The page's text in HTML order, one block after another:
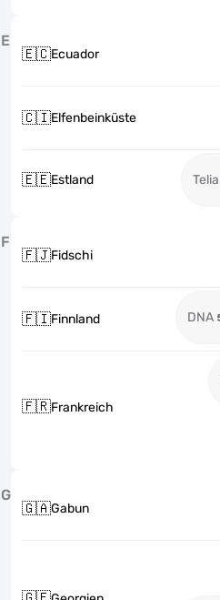
E
🇪🇨Ecuador
🇨🇮Elfenbeinküste
🇪🇪Estland Telia
F
🇫🇯Fidschi
🇫🇮Finnland DNA
🇫🇷Frankreich
G
🇬🇦Gabun